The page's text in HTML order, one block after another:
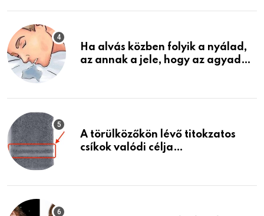
életemet
Ha alvás közben folyik a nyálad,
az annak a jele, hogy az agyad…
A törülközőkön lévő titokzatos
csíkok valódi célja…